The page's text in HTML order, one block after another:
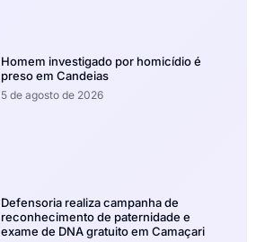
Homem investigado por homicídio é
preso em Candeias
5 de agosto de 2026
Defensoria realiza campanha de
reconhecimento de paternidade e
exame de DNA gratuito em Camaçari